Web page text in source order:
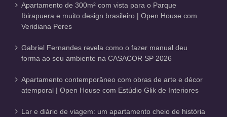
Apartamento de 300m² com vista para o Parque
Ibirapuera e muito design brasileiro | Open House com
Veridiana Peres
Gabriel Fernandes revela como o fazer manual deu
forma ao seu ambiente na CASACOR SP 2026
Apartamento contemporâneo com obras de arte e décor
atemporal | Open House com Estúdio Glik de Interiores
Lar e diário de viagem: um apartamento cheio de história